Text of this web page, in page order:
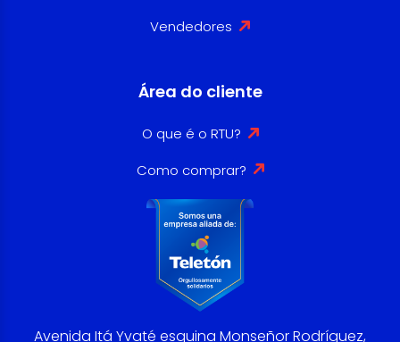
Vendedores
Área do cliente
O que é o RTU?
Como comprar?
Avenida Itá Yvaté esquina Monseñor Rodríguez,